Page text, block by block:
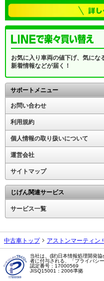
お気に入り車両の値下げ、気にな
新着情報などが届く！
サポートメニュー
お問い合わせ
利用規約
個人情報の取り扱いについて
運営会社
サイトマップ
じげん関連サービス
サービス一覧
中古車トップ アストンマーティン
当社は、(財)日本情報処理開発
者に付与される、「プライバシ
認定番号：17000569
JISQ15001：2006準拠